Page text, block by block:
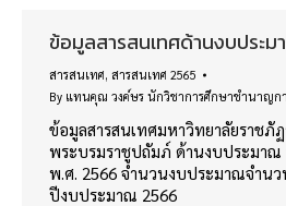
ข้อมูลสารสนเทศด้านงบประ
สารสนเทศ, สารสนเทศ 2565
By แทนคุณ วงค์ษร นักวิชาการศึกษาชำนาญก
ข้อมูลสารสนเทศมหาวิทยาลัยราชภั
พระบรมราชูปถัมภ์ ด้านงบประมา
พ.ศ. 2566 จำนวนงบประมาณจำน
ปีงบประมาณ 2566